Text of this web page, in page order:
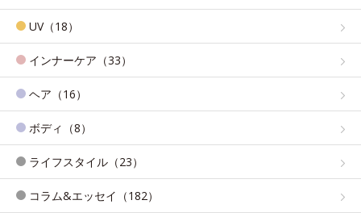
UV（18）
インナーケア（33）
ヘア（16）
ボディ（8）
ライフスタイル（23）
コラム&エッセイ（182）